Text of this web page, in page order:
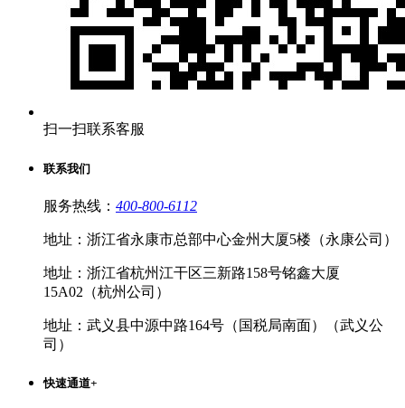
扫一扫联系客服
联系我们
服务热线： 400-800-6112
地址：浙江省永康市总部中心金州大厦5楼（永康公司）
地址：浙江省杭州江干区三新路158号铭鑫大厦
15A02（杭州公司）
地址：武义县中源中路164号（国税局南面）（武义公
司）
快速通道+